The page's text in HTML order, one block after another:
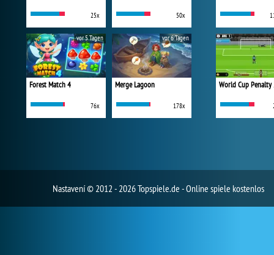
25x 50x
Forest Match 4
76x
vor 5 Tagen
Merge Lagoon
178x
vor 6 Tagen
World Cup
Nastavení© 2012 - 2026 Topspiele.de - Online spiele kostenlos